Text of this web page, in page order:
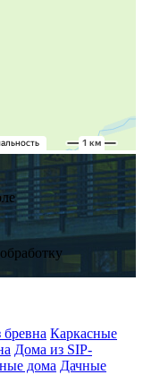
Каркасные
Дома из SIP-
дома Дачные